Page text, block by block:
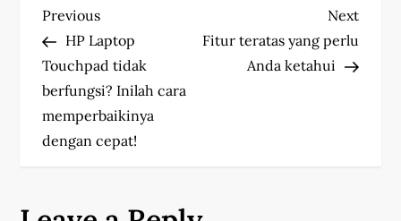
P
o
s
t
Previous
Post
Previous
HP Laptop
Touchpad tidak
berfungsi? Inilah cara
memperbaikinya
dengan cepat!
Next
Next
Fitur teratas yang perlu
Anda ketahui